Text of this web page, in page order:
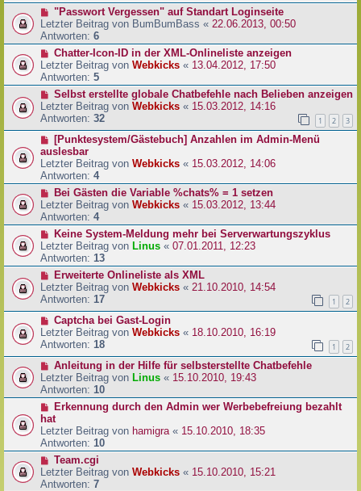
"Passwort Vergessen" auf Standart Loginseite
Letzter Beitrag von BumBumBass « 22.06.2013, 00:50
Antworten: 6
Chatter-Icon-ID in der XML-Onlineliste anzeigen
Letzter Beitrag von Webkicks « 13.04.2012, 17:50
Antworten: 5
Selbst erstellte globale Chatbefehle nach Belieben anzeigen
Letzter Beitrag von Webkicks « 15.03.2012, 14:16
Antworten: 32 1 2 3
[Punktesystem/Gästebuch] Anzahlen im Admin-Menü
auslesbar
Letzter Beitrag von Webkicks « 15.03.2012, 14:06
Antworten: 4
Bei Gästen die Variable %chats% = 1 setzen
Letzter Beitrag von Webkicks « 15.03.2012, 13:44
Antworten: 4
Keine System-Meldung mehr bei Serverwartungszyklus
Letzter Beitrag von Linus « 07.01.2011, 12:23
Antworten: 13
Erweiterte Onlineliste als XML
Letzter Beitrag von Webkicks « 21.10.2010, 14:54
Antworten: 17 1 2
Captcha bei Gast-Login
Letzter Beitrag von Webkicks « 18.10.2010, 16:19
Antworten: 18 1 2
Anleitung in der Hilfe für selbsterstellte Chatbefehle
Letzter Beitrag von Linus « 15.10.2010, 19:43
Antworten: 10
Erkennung durch den Admin wer Werbebefreiung bezahlt
hat
Letzter Beitrag von hamigra « 15.10.2010, 18:35
Antworten: 10
Team.cgi
Letzter Beitrag von Webkicks « 15.10.2010, 15:21
Antworten: 7